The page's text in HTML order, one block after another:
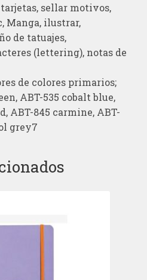
sellar motivos,
Manga, ilustrar,
de tatuajes,
(lettering), notas de
de colores primarios;
ABT-535 cobalt blue,
ABT-845 carmine, ABT-
grey7